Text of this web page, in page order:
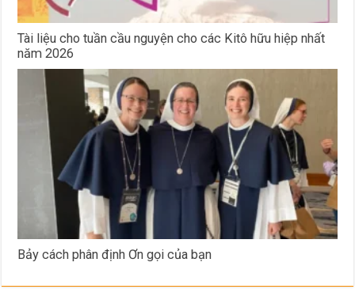
Tài liệu cho tuần cầu nguyện cho các Kitô hữu hiệp nhất
năm 2026
Bảy cách phân định Ơn gọi của bạn